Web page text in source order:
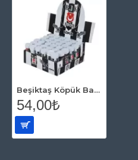
Beşiktaş Köpük Baloncuk (2 adet)
54,00₺